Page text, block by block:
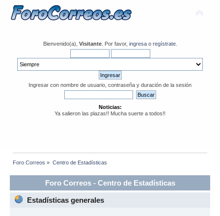
Bienvenido(a), Visitante. Por favor, ingresao regístrate.
Ingresar con nombre de usuario, contraseña y duración de la sesión
Noticias:
Ya salieron las plazas!! Mucha suerte a todos!!
Foro Correos » Centro de Estadísticas
Foro Correos - Centro de Estadísticas
Estadísticas generales